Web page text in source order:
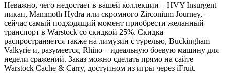
Неважно, чего недостает в вашей коллекции – HVY Insurgent
пикап, Mammoth Hydra или скромного Zirconium Journey, –
сейчас самый подходящий момент приобрести желанный
транспорт в Warstock со скидкой 25%. Скидка
распространяется также на лимузин с турелью, Buckingham
Valkyrie и, разумеется, Rhino – идеальную боевую машину для
недели сражений. Заказ можно сделать прямо на сайте
Warstock Cache & Carry, доступном из игры через iFruit.